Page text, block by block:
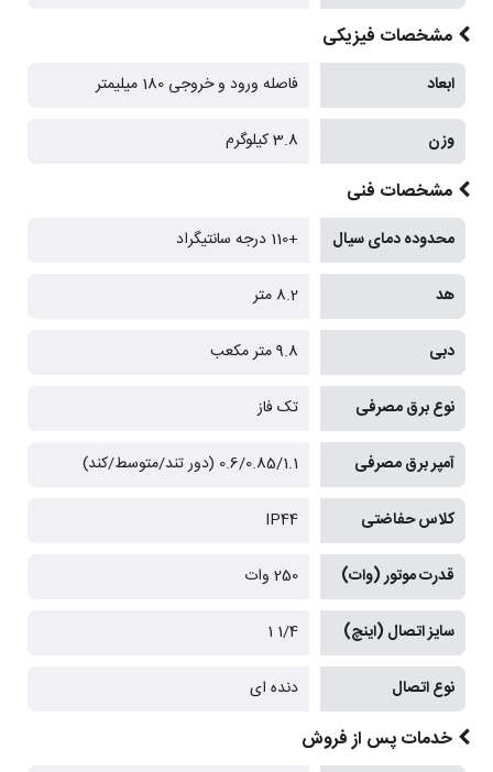
مشخصات فیزیکی
ابعاد فاصله ورود و خروجی 180 میلیمتر
وزن 3.8 کیلوگرم
مشخصات فنی
محدوده دمای سیال +110 درجه سانتیگراد
هد 8.2 متر
دبی 9.8 متر مکعب
نوع برق مصرفی تک فاز
آمپر برق مصرفی 0.6/0.85/1.1 (دور تند/متوسط/کند)
کلاس حفاضتی IP44
قدرت موتور (وات) 250 وات
سایز اتصال (اینچ) 1/4 1
نوع اتصال دنده ای
خدمات پس از فروش